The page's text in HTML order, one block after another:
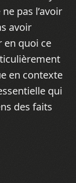
pas l’avoir
avoir
en quoi ce
en contexte
qui
des faits